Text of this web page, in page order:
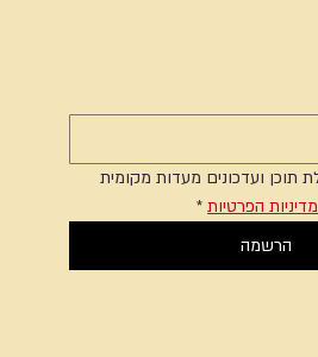
אני מאשר.ת קבלת תוכן ועדכונים מעדות מקומית
מדיניות הפרטיות *
הרשמה